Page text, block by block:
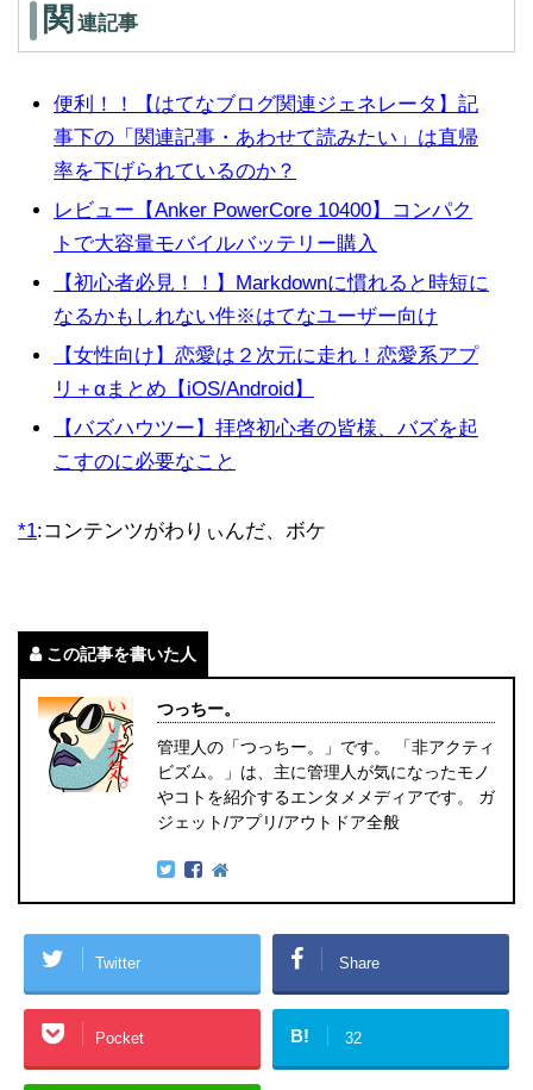
関 連記事
便利！！【はてなブログ関連ジェネレータ】記
事下の「関連記事・あわせて読みたい」は直帰
率を下げられているのか？
レビュー【Anker PowerCore 10400】コンパク
トで大容量モバイルバッテリー購入
【初心者必見！！】Markdownに慣れると時短に
なるかもしれない件※はてなユーザー向け
【女性向け】恋愛は２次元に走れ！恋愛系アプ
リ＋αまとめ【iOS/Android】
【バズハウツー】拝啓初心者の皆様、バズを起
こすのに必要なこと
*1:コンテンツがわりぃんだ、ボケ
この記事を書いた人
つっちー。
管理人の「つっちー。」です。 「非アクティ
ビズム。」は、主に管理人が気になったモノ
やコトを紹介するエンタメメディアです。 ガ
ジェット/アプリ/アウトドア全般
Twitter Share
Pocket B! 32